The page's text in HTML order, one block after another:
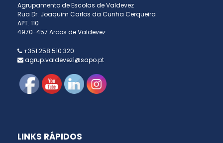
Agrupamento de Escolas de Valdevez
Rua Dr. Joaquim Carlos da Cunha Cerqueira
APT. 110
4970-457 Arcos de Valdevez
+351 258 510 320
agrup.valdevez1@sapo.pt
LINKS RÁPIDOS